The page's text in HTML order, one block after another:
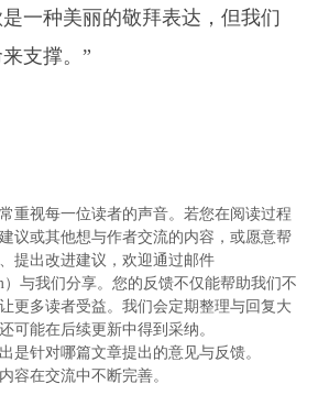
一种美丽的敬拜表达，但我们
支撑。”
重视每一位读者的声音。若您在阅读过程
议或其他想与作者交流的内容，或愿意帮
提出改进建议，欢迎通过邮件
）与我们分享。您的反馈不仅能帮助我们不
更多读者受益。我们会定期整理与回复大
可能在后续更新中得到采纳。
是针对哪篇文章提出的意见与反馈。
容在交流中不断完善。